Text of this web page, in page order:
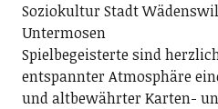
Soziokultur Stadt
Untermosen
Spielbegeisterte sind
entspannter Atmosphäre
und altbewährter Karten-